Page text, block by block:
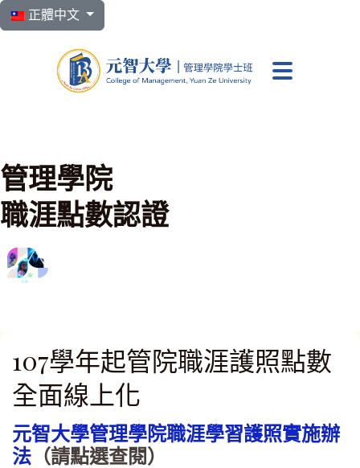
選擇你的語言
正體中文
管理學院
職涯點數認證
107學年起管院職涯護照點數
全面線上化
元智大學管理學院職涯學習護照實施辦
法 （請點選查閱）